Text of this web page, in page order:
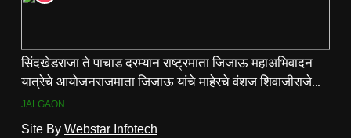
सिंदखेडराजा ते पाचाड दरम्यान राष्ट्रमाता जिजाऊ महाअभिवादन
यात्रेचे आयोजनराजमाता जिजाऊ यांचे माहेरचे वंशज शिवाजीराजे
जाधव यांच्या मार्गदर्शनाखाली ऐतिहासिक यात्रा
JALGAON
Site By Webstar Infotech